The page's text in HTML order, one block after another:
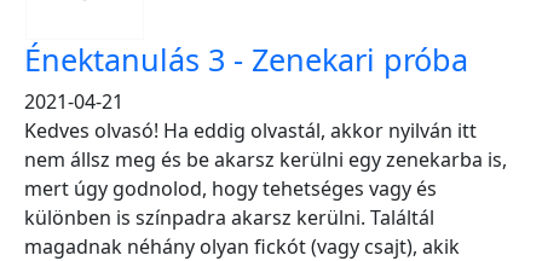
Énektanulás 3 - Zenekari próba
2021-04-21
Kedves olvasó! Ha eddig olvastál, akkor nyilván itt
nem állsz meg és be akarsz kerülni egy zenekarba is,
mert úgy godnolod, hogy tehetséges vagy és
különben is színpadra akarsz kerülni. Találtál
magadnak néhány olyan fickót (vagy csajt), akik